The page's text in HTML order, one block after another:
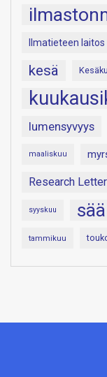
Ilmatieteen laitos
kesä
lumensyvyys
maaliskuu
Research
syyskuu sää
tammikuu